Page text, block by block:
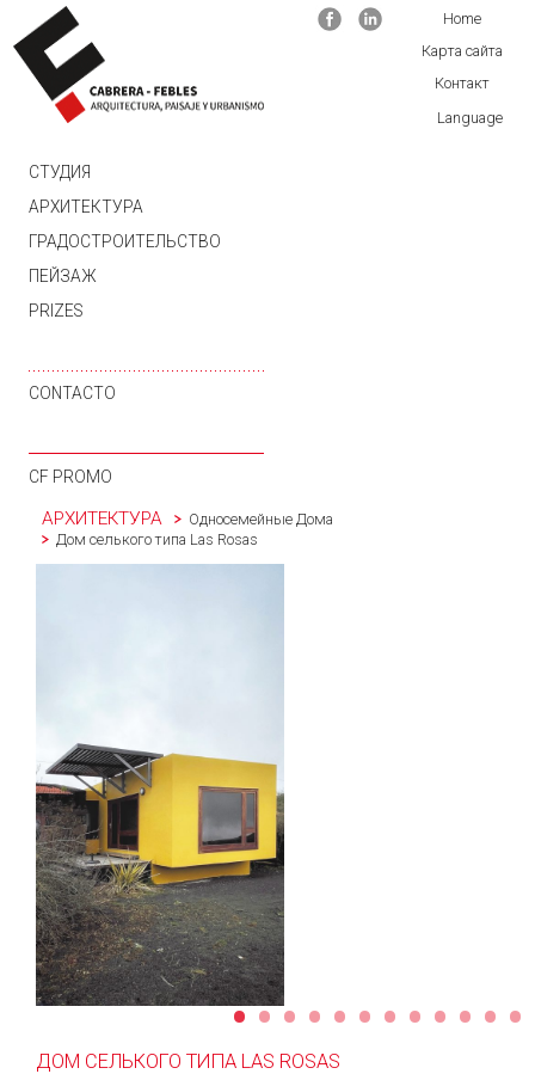
SKIP TO CONTENT
СТУДИЯ
АРХИТЕКТУРА
ГРАДОСТРОИТЕЛЬСТВО
ПЕЙЗАЖ
PRIZES
CONTACTO
CF PROMO
FacebookLinkedin
Home
Карта сайта
Контакт
Language
АРХИТЕКТУРА
Односемейные Дома
Дом селького типа Las Rosas
••• • • • • • • • • •
ДОМ СЕЛЬКОГО ТИПА LAS ROSAS